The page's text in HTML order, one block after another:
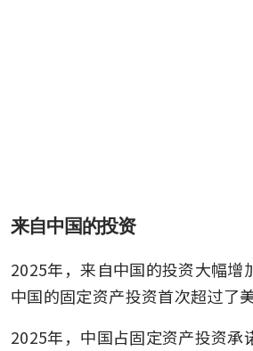
来自中国的投资
2025年，来自中国的投资大幅增
中国的固定资产投资首次超过了美
2025年，中国占固定资产投资承